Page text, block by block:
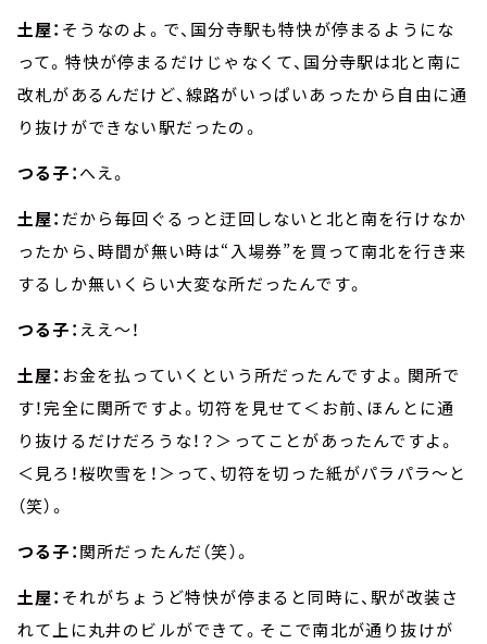
土屋： そうなのよ。で、国分寺駅も特快が停まるようにな
って。特快が停まるだけじゃなくて、国分寺駅は北と南に
改札があるんだけど、線路がいっぱいあったから自由に通
り抜けができない駅だったの。
つる子：へえ。
土屋： だから毎回ぐるっと迂回しないと北と南を行けなか
ったから、時間が無い時は“入場券”を買って南北を行き来
するしか無いくらい大変な所だったんです。
つる子： ええ～！
土屋： お金を払っていくという所だったんですよ。関所で
す！完全に関所ですよ。切符を見せて＜お前、ほんとに通
り抜けるだけだろうな！？＞ってことがあったんですよ。
＜見ろ！桜吹雪を！＞って、切符を切った紙がパラパラ～と
（笑）。
つる子：関所だったんだ（笑）。
土屋： それがちょうど特快が停まると同時に、駅が改装さ
れて上に丸井のビルができて。そこで南北が通り抜けが